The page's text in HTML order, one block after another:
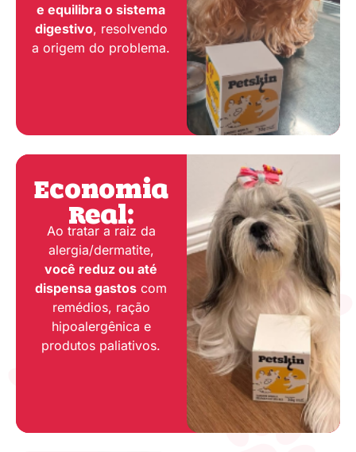
e equilibra o sistema
digestivo, resolvendo
a origem do problema.
Economia
Real:
Ao tratar a raiz da
alergia/dermatite,
você reduz ou até
dispensa gastos com
remédios, ração
hipoalergênica e
produtos paliativos.